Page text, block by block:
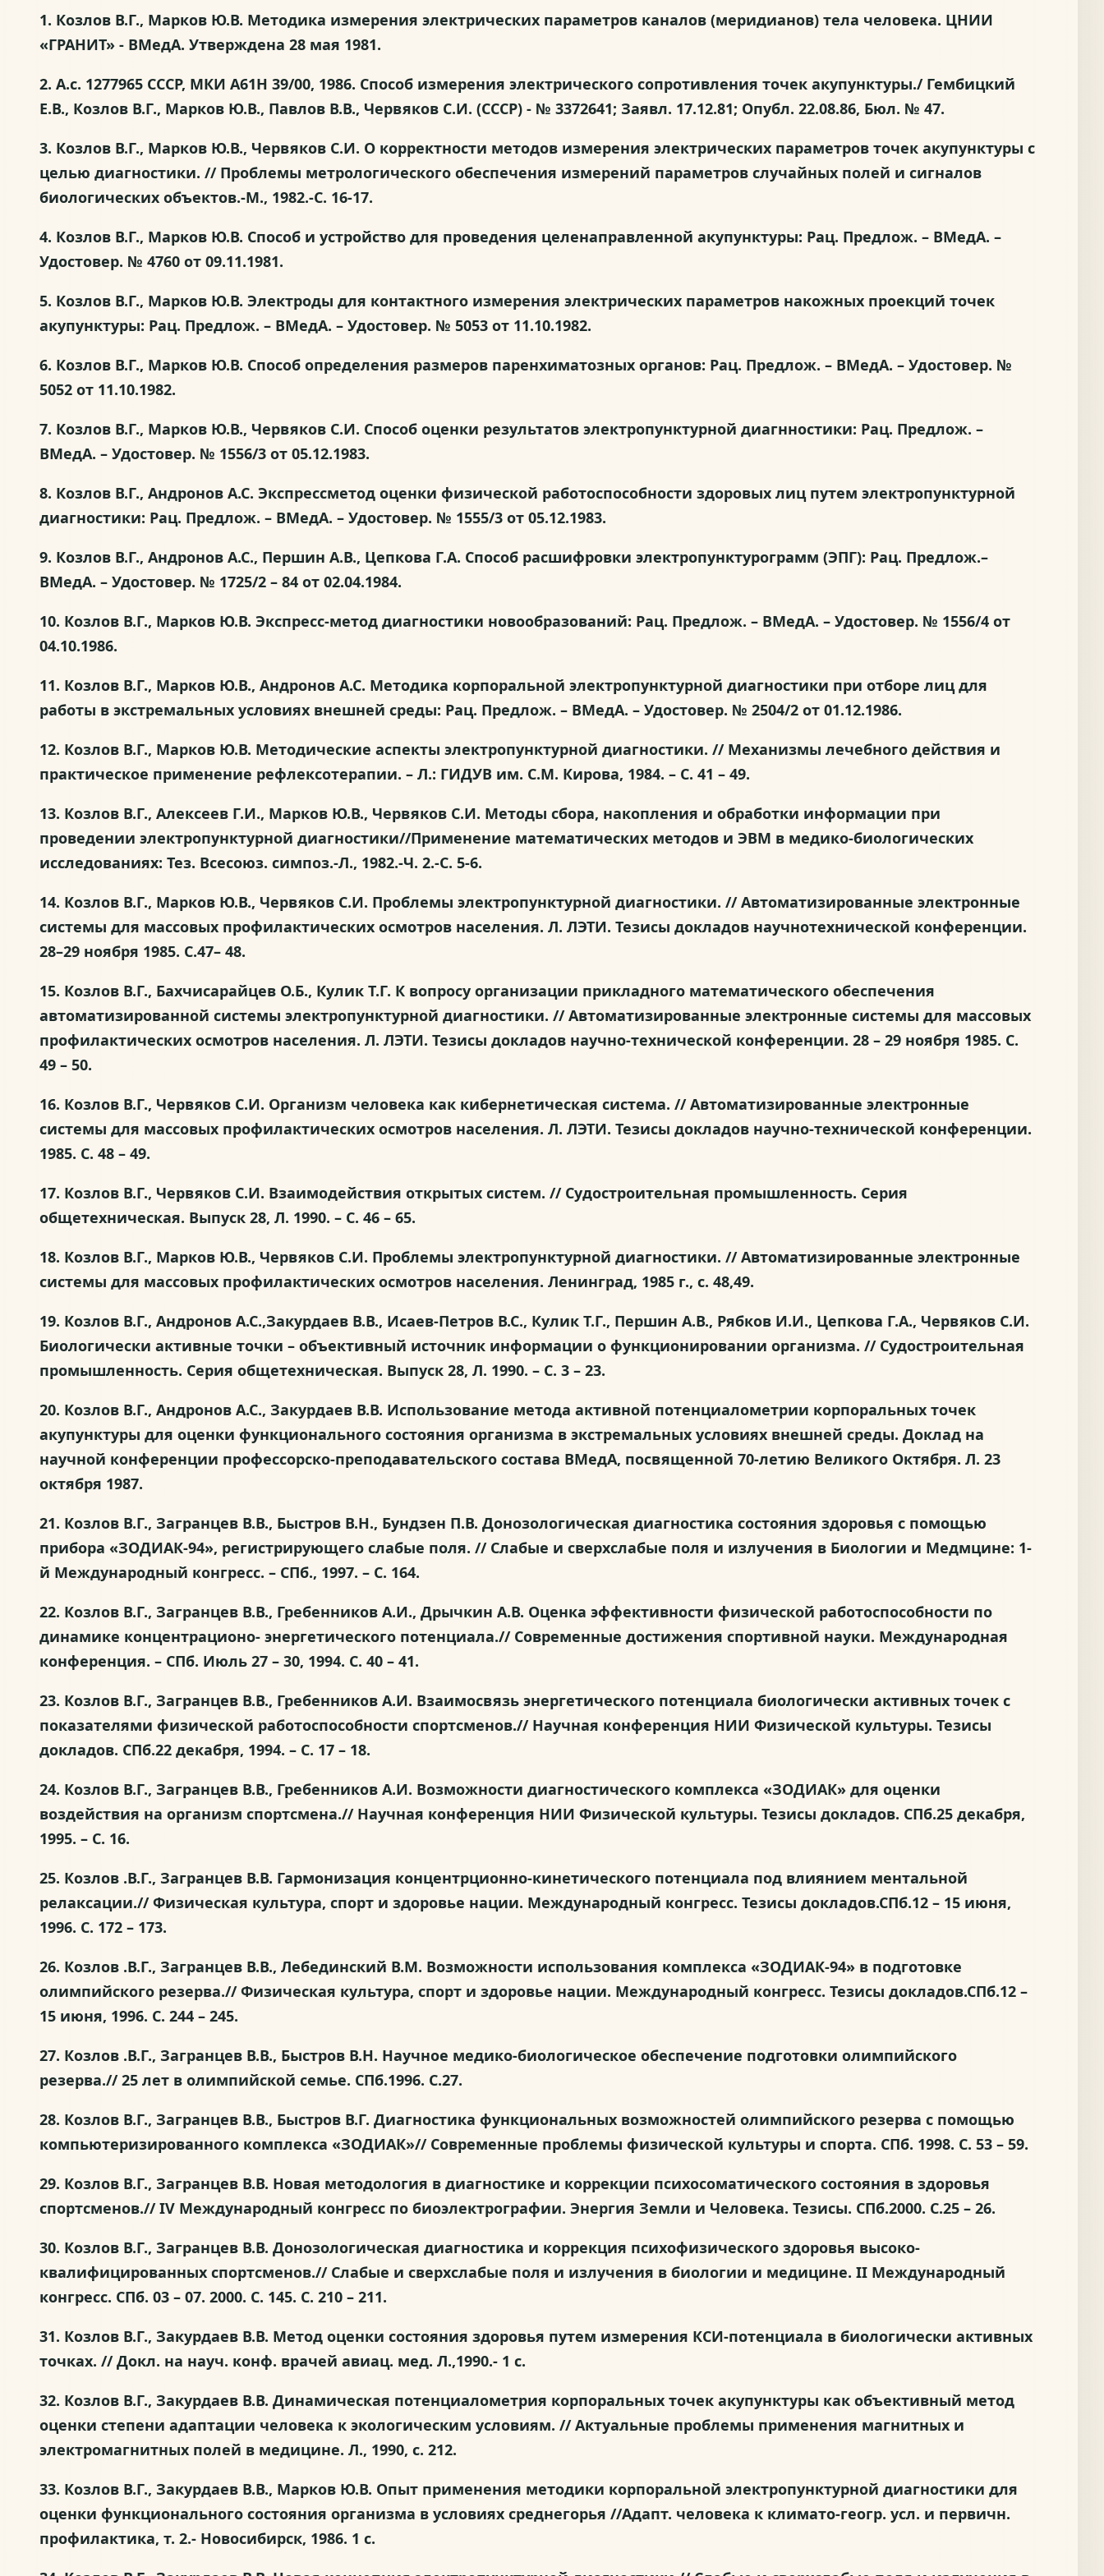
1. Козлов В.Г., Марков Ю.В. Методика измерения электрических параметров каналов (меридианов) тела человека. ЦНИИ
«ГРАНИТ» - ВМедА. Утверждена 28 мая 1981.
2. А.с. 1277965 СССР, МКИ A61H 39/00, 1986. Способ измерения электрического сопротивления точек акупунктуры./ Гембицкий
Е.В., Козлов В.Г., Марков Ю.В., Павлов В.В., Червяков С.И. (СССР) - № 3372641; Заявл. 17.12.81; Опубл. 22.08.86, Бюл. № 47.
3. Козлов В.Г., Марков Ю.В., Червяков С.И. О корректности методов измерения электрических параметров точек акупунктуры с
целью диагностики. // Проблемы метрологического обеспечения измерений параметров случайных полей и сигналов
биологических объектов.-М., 1982.-С. 16-17.
4. Козлов В.Г., Марков Ю.В. Способ и устройство для проведения целенаправленной акупунктуры: Рац. Предлож. – ВМедА. –
Удостовер. № 4760 от 09.11.1981.
5. Козлов В.Г., Марков Ю.В. Электроды для контактного измерения электрических параметров накожных проекций точек
акупунктуры: Рац. Предлож. – ВМедА. – Удостовер. № 5053 от 11.10.1982.
6. Козлов В.Г., Марков Ю.В. Способ определения размеров паренхиматозных органов: Рац. Предлож. – ВМедА. – Удостовер. №
5052 от 11.10.1982.
7. Козлов В.Г., Марков Ю.В., Червяков С.И. Способ оценки результатов электропунктурной диагнностики: Рац. Предлож. –
ВМедА. – Удостовер. № 1556/3 от 05.12.1983.
8. Козлов В.Г., Андронов А.С. Экспрессметод оценки физической работоспособности здоровых лиц путем электропунктурной
диагностики: Рац. Предлож. – ВМедА. – Удостовер. № 1555/3 от 05.12.1983.
9. Козлов В.Г., Андронов А.С., Першин А.В., Цепкова Г.А. Способ расшифровки электропунктурограмм (ЭПГ): Рац. Предлож.–
ВМедА. – Удостовер. № 1725/2 – 84 от 02.04.1984.
10. Козлов В.Г., Марков Ю.В. Экспресс-метод диагностики новообразований: Рац. Предлож. – ВМедА. – Удостовер. № 1556/4 от
04.10.1986.
11. Козлов В.Г., Марков Ю.В., Андронов А.С. Методика корпоральной электропунктурной диагностики при отборе лиц для
работы в экстремальных условиях внешней среды: Рац. Предлож. – ВМедА. – Удостовер. № 2504/2 от 01.12.1986.
12. Козлов В.Г., Марков Ю.В. Методические аспекты электропунктурной диагностики. // Механизмы лечебного действия и
практическое применение рефлексотерапии. – Л.: ГИДУВ им. С.М. Кирова, 1984. – С. 41 – 49.
13. Козлов В.Г., Алексеев Г.И., Марков Ю.В., Червяков С.И. Методы сбора, накопления и обработки информации при
проведении электропунктурной диагностики//Применение математических методов и ЭВМ в медико-биологических
исследованиях: Тез. Всесоюз. симпоз.-Л., 1982.-Ч. 2.-С. 5-6.
14. Козлов В.Г., Марков Ю.В., Червяков С.И. Проблемы электропунктурной диагностики. // Автоматизированные электронные
системы для массовых профилактических осмотров населения. Л. ЛЭТИ. Тезисы докладов научнотехнической конференции.
28–29 ноября 1985. С.47– 48.
15. Козлов В.Г., Бахчисарайцев О.Б., Кулик Т.Г. К вопросу организации прикладного математического обеспечения
автоматизированной системы электропунктурной диагностики. // Автоматизированные электронные системы для массовых
профилактических осмотров населения. Л. ЛЭТИ. Тезисы докладов научно-технической конференции. 28 – 29 ноября 1985. С.
49 – 50.
16. Козлов В.Г., Червяков С.И. Организм человека как кибернетическая система. // Автоматизированные электронные
системы для массовых профилактических осмотров населения. Л. ЛЭТИ. Тезисы докладов научно-технической конференции.
1985. С. 48 – 49.
17. Козлов В.Г., Червяков С.И. Взаимодействия открытых систем. // Судостроительная промышленность. Серия
общетехническая. Выпуск 28, Л. 1990. – С. 46 – 65.
18. Козлов В.Г., Марков Ю.В., Червяков С.И. Проблемы электропунктурной диагностики. // Автоматизированные электронные
системы для массовых профилактических осмотров населения. Ленинград, 1985 г., с. 48,49.
19. Козлов В.Г., Андронов А.С.,Закурдаев В.В., Исаев-Петров В.С., Кулик Т.Г., Першин А.В., Рябков И.И., Цепкова Г.А., Червяков С.И.
Биологически активные точки – объективный источник информации о функционировании организма. // Судостроительная
промышленность. Серия общетехническая. Выпуск 28, Л. 1990. – С. 3 – 23.
20. Козлов В.Г., Андронов А.С., Закурдаев В.В. Использование метода активной потенциалометрии корпоральных точек
акупунктуры для оценки функционального состояния организма в экстремальных условиях внешней среды. Доклад на
научной конференции профессорско-преподавательского состава ВМедА, посвященной 70-летию Великого Октября. Л. 23
октября 1987.
21. Козлов В.Г., Загранцев В.В., Быстров В.Н., Бундзен П.В. Донозологическая диагностика состояния здоровья с помощью
прибора «ЗОДИАК-94», регистрирующего слабые поля. // Слабые и сверхслабые поля и излучения в Биологии и Медмцине: 1-
й Международный конгресс. – СПб., 1997. – С. 164.
22. Козлов В.Г., Загранцев В.В., Гребенников А.И., Дрычкин А.В. Оценка эффективности физической работоспособности по
динамике концентрационо- энергетического потенциала.// Современные достижения спортивной науки. Международная
конференция. – СПб. Июль 27 – 30, 1994. С. 40 – 41.
23. Козлов В.Г., Загранцев В.В., Гребенников А.И. Взаимосвязь энергетического потенциала биологически активных точек с
показателями физической работоспособности спортсменов.// Научная конференция НИИ Физической культуры. Тезисы
докладов. СПб.22 декабря, 1994. – С. 17 – 18.
24. Козлов В.Г., Загранцев В.В., Гребенников А.И. Возможности диагностического комплекса «ЗОДИАК» для оценки
воздействия на организм спортсмена.// Научная конференция НИИ Физической культуры. Тезисы докладов. СПб.25 декабря,
1995. – С. 16.
25. Козлов .В.Г., Загранцев В.В. Гармонизация концентрционно-кинетического потенциала под влиянием ментальной
релаксации.// Физическая культура, спорт и здоровье нации. Международный конгресс. Тезисы докладов.СПб.12 – 15 июня,
1996. С. 172 – 173.
26. Козлов .В.Г., Загранцев В.В., Лебединский В.М. Возможности использования комплекса «ЗОДИАК-94» в подготовке
олимпийского резерва.// Физическая культура, спорт и здоровье нации. Международный конгресс. Тезисы докладов.СПб.12 –
15 июня, 1996. С. 244 – 245.
27. Козлов .В.Г., Загранцев В.В., Быстров В.Н. Научное медико-биологическое обеспечение подготовки олимпийского
резерва.// 25 лет в олимпийской семье. СПб.1996. С.27.
28. Козлов В.Г., Загранцев В.В., Быстров В.Г. Диагностика функциональных возможностей олимпийского резерва с помощью
компьютеризированного комплекса «ЗОДИАК»// Современные проблемы физической культуры и спорта. СПб. 1998. С. 53 – 59.
29. Козлов В.Г., Загранцев В.В. Новая методология в диагностике и коррекции психосоматического состояния в здоровья
спортсменов.// IV Международный конгресс по биоэлектрографии. Энергия Земли и Человека. Тезисы. СПб.2000. С.25 – 26.
30. Козлов В.Г., Загранцев В.В. Донозологическая диагностика и коррекция психофизического здоровья высоко-
квалифицированных спортсменов.// Слабые и сверхслабые поля и излучения в биологии и медицине. II Международный
конгресс. СПб. 03 – 07. 2000. С. 145. С. 210 – 211.
31. Козлов В.Г., Закурдаев В.В. Метод оценки состояния здоровья путем измерения КСИ-потенциала в биологически активных
точках. // Докл. на науч. конф. врачей авиац. мед. Л.,1990.- 1 с.
32. Козлов В.Г., Закурдаев В.В. Динамическая потенциалометрия корпоральных точек акупунктуры как объективный метод
оценки степени адаптации человека к экологическим условиям. // Актуальные проблемы применения магнитных и
электромагнитных полей в медицине. Л., 1990, с. 212.
33. Козлов В.Г., Закурдаев В.В., Марков Ю.В. Опыт применения методики корпоральной электропунктурной диагностики для
оценки функционального состояния организма в условиях среднегорья //Адапт. человека к климато-геогр. усл. и первичн.
профилактика, т. 2.- Новосибирск, 1986. 1 с.